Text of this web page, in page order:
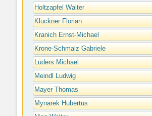
Holtzapfel Walter
Kluckner Florian
Kranich Ernst-Michael
Krone-Schmalz Gabriele
Lüders Michael
Meindl Ludwig
Mayer Thomas
Mynarek Hubertus